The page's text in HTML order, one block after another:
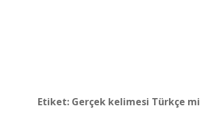
Etiket: Gerçek kelimesi Türkçe mi